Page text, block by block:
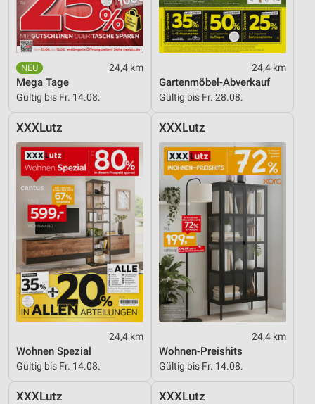
24,4 km
Mega Tage
Gültig bis Fr. 14.08.
24,4 km
Gartenmöbel-Abverkauf
Gültig bis Fr. 28.08.
XXXLutz
24,4 km
Wohnen Spezial
Gültig bis Fr. 14.08.
XXXLutz
24,4 km
Wohnen-Preishits
Gültig bis Fr. 14.08.
XXXLutz XXXLutz
Geräte anhand von aktiv angeforderten
Informationen identifizieren
Nicht-IAB-Verarbeitungszwecke:
Notwendig
Performance
Funktional
Werbung